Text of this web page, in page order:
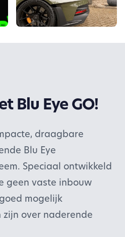
Blu Eye GO!
draagbare
Blu Eye
Speciaal ontwikkeld
geen vaste inbouw
mogelijk
over naderende